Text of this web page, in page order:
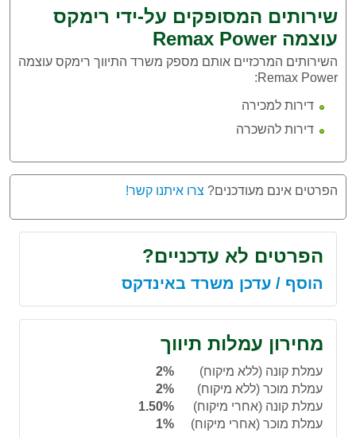
שירותים המסופקים על-ידי רימקס
עוצמה Remax Power
השירותים המרכזיים אותם מספק משרד התיווך רימקס עוצמה
Remax Power:
דירות למכירה
דירות להשכרה
הפרטים אינם מעודכנים? צרו איתנו קשר!
הפרטים לא עדכניים?
הוסף / עדכן משרד באינדקס
מחירון עמלות תיווך
עמלת קונה (ללא מיקוח)
2%
עמלת מוכר (ללא מיקוח)
2%
עמלת קונה (אחרי מיקוח)
1.50%
עמלת מוכר (אחרי מיקוח)
1%